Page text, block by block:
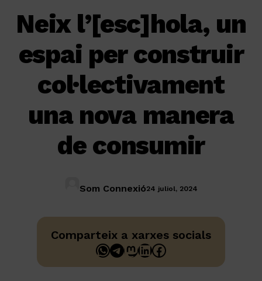
Neix l’[esc]hola, un
espai per construir
col·lectivament
una nova manera
de consumir
Som Connexió24 juliol, 2024
Comparteix a xarxes socials
WhatsApp
Telegram
Mastodon
LinkedIn
Facebook